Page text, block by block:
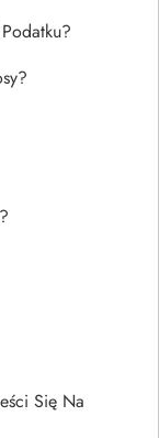
Się Na